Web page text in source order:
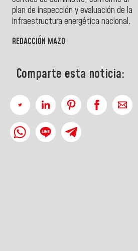
plan de inspección y evaluación de la
infraestructura energética nacional.
REDACCIÓN MAZO
Comparte esta noticia: